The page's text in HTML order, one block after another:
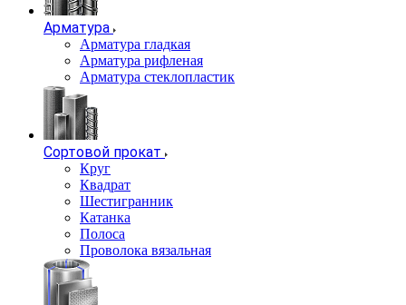
Арматура
Арматура гладкая
Арматура рифленая
Арматура стеклопластик
Сортовой прокат
Круг
Квадрат
Шестигранник
Катанка
Полоса
Проволока вязальная